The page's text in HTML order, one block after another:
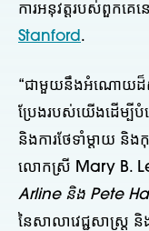
ការអនុវត្តរបស់ពួកគេ
Stanford.
“ជាមួយនឹងអំណោយដ៏ស
ប្រែងរបស់យើងដើម្បីបំព
និងការថែទាំម្តាយ និង
លោកស្រី Mary B.
Arline និង Pete
នៃសាលាវេជ្ជសាស្ត្រ និ